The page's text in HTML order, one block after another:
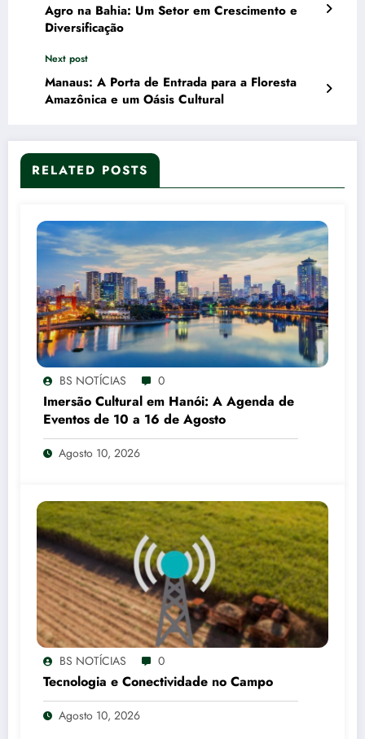
Agro na Bahia: Um Setor em Crescimento e
Diversificação
Next post
Manaus: A Porta de Entrada para a Floresta
Amazônica e um Oásis Cultural
RELATED POSTS
BS NOTÍCIAS 0
Imersão Cultural em Hanói: A Agenda de
Eventos de 10 a 16 de Agosto
Agosto 10, 2026
BS NOTÍCIAS 0
Tecnologia e Conectividade no Campo
Agosto 10, 2026